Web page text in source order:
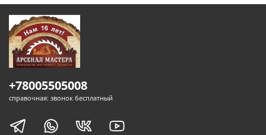
+78005505008
справочная: звонок бесплатный